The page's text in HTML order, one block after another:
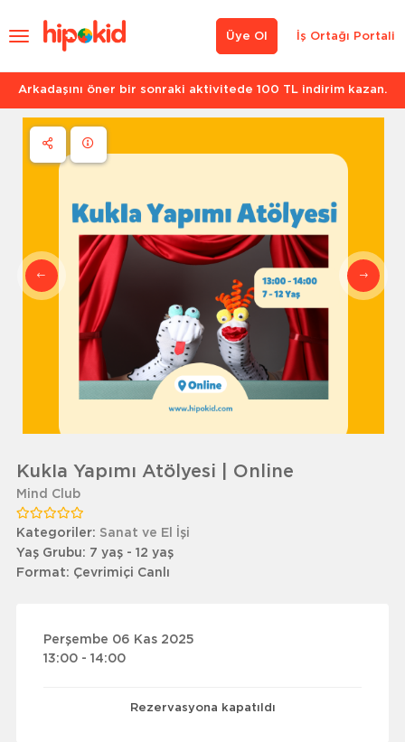
İş Ortağı Portali
Üye Ol
Arkadaşını öner bir sonraki aktivitede 100 TL indirim kazan.
KukIa Yapımı Atölyesi | Online
Mind Club
Kategoriler: Sanat ve El İşi
Yaş Grubu: 7 yaş - 12 yaş
Format: Çevrimiçi Canlı
Perşembe 06 Kas 2025
13:00 - 14:00
Rezervasyona kapatıldı